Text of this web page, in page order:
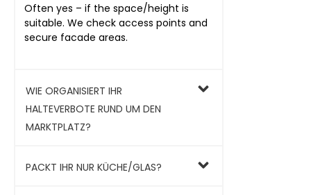
Often yes – if the space/height is
suitable. We check access points and
secure facade areas.
WIE ORGANISIERT IHR
HALTEVERBOTE RUND UM DEN
MARKTPLATZ?
PACKT IHR NUR KÜCHE/GLAS?